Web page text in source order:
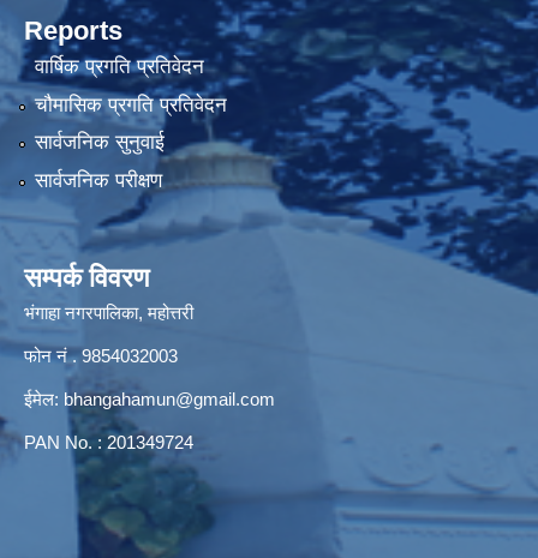
Reports
वार्षिक प्रगति प्रतिवेदन
चौमासिक प्रगति प्रतिवेदन
सार्वजनिक सुनुवाई
सार्वजनिक परीक्षण
सम्पर्क विवरण
भंगाहा नगरपालिका, महोत्तरी
फोन नं . 9854032003
ईमेल: bhangahamun@gmail.com
PAN No. : 201349724